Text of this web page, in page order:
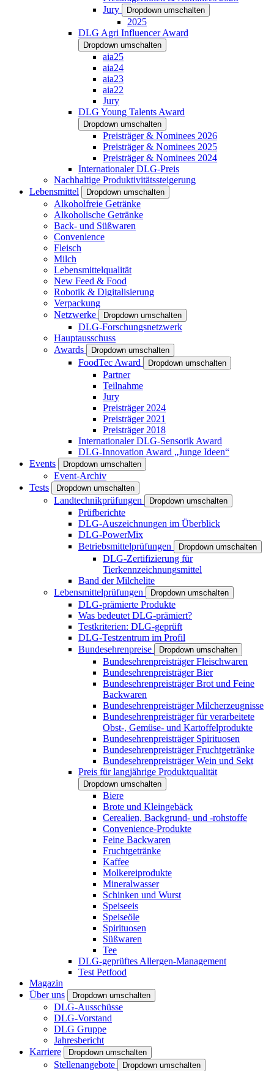
Jury
Dropdown umschalten
2025
DLG Agri Influencer Award
Dropdown umschalten
aia25
aia24
aia23
aia22
Jury
DLG Young Talents Award
Dropdown umschalten
Preisträger & Nominees 2026
Preisträger & Nominees 2025
Preisträger & Nominees 2024
Internationaler DLG-Preis
Nachhaltige Produktivitätssteigerung
Lebensmittel
Dropdown umschalten
Alkoholfreie Getränke
Alkoholische Getränke
Back- und Süßwaren
Convenience
Fleisch
Milch
Lebensmittelqualität
New Feed & Food
Robotik & Digitalisierung
Verpackung
Netzwerke
Dropdown umschalten
DLG-Forschungsnetzwerk
Hauptausschuss
Awards
Dropdown umschalten
FoodTec Award Dropdown umschalten
Partner
Teilnahme
Jury
Preisträger 2024
Preisträger 2021
Preisträger 2018
Internationaler DLG-Sensorik Award
DLG-Innovation Award „Junge Ideen“
Events
Dropdown umschalten
Event-Archiv
Tests
Dropdown umschalten
Landtechnikprüfungen Dropdown umschalten
Prüfberichte
DLG-Auszeichnungen im Überblick
DLG-PowerMix
Betriebsmittelprüfungen
Dropdown umschalten
DLG-Zertifizierung für
Tierkennzeichnungsmittel
Band der Milchelite
Lebensmittelprüfungen
Dropdown umschalten
DLG-prämierte Produkte
Was bedeutet DLG-prämiert?
Testkriterien: DLG-geprüft
DLG-Testzentrum im Profil
Bundesehrenpreise
Dropdown umschalten
Bundesehrenpreisträger Fleischwaren
Bundesehrenpreisträger Bier
Bundesehrenpreisträger Brot und Feine
Backwaren
Bundesehrenpreisträger Milcherzeugnisse
Bundesehrenpreisträger für verarbeitete
Obst-, Gemüse- und Kartoffelprodukte
Bundesehrenpreisträger Spirituosen
Bundesehrenpreisträger Fruchtgetränke
Bundesehrenpreisträger Wein und Sekt
Preis für langjährige Produktqualität
Dropdown umschalten
Biere
Brote und Kleingebäck
Cerealien, Backgrund- und -rohstoffe
Convenience-Produkte
Feine Backwaren
Fruchtgetränke
Kaffee
Molkereiprodukte
Mineralwasser
Schinken und Wurst
Speiseeis
Speiseöle
Spirituosen
Süßwaren
Tee
DLG-geprüftes Allergen-Management
Test Petfood
Magazin
Über uns
Dropdown umschalten
DLG-Ausschüsse
DLG-Vorstand
DLG Gruppe
Jahresbericht
Karriere
Dropdown umschalten
Stellenangebote Dropdown umschalten